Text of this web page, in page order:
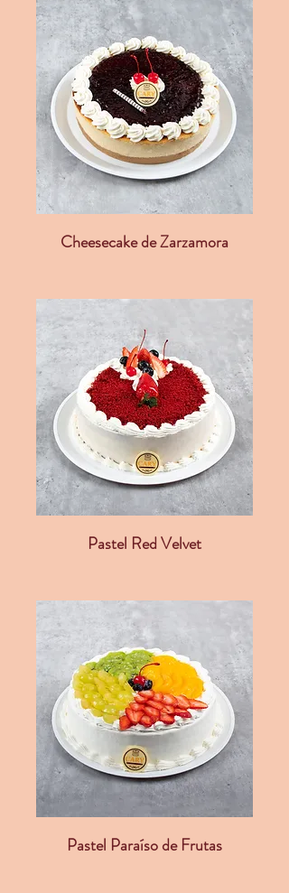
Cheesecake de Zarzamora
Pastel Red Velvet
Pastel Paraíso de Frutas